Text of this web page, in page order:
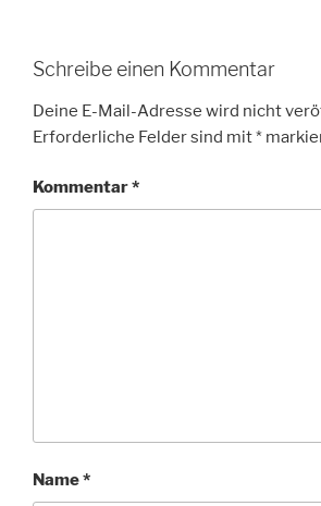
Schreibe einen Kommentar
Deine E-Mail-Adresse wird nicht
Erforderliche Felder sind mit*
Kommentar*
Name*